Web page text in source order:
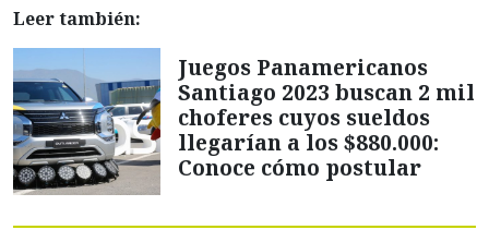
Leer también:
Juegos Panamericanos
Santiago 2023 buscan 2 mil
choferes cuyos sueldos
llegarían a los $880.000:
Conoce cómo postular